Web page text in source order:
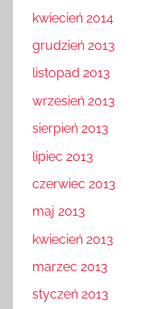
kwiecień 2014
grudzień 2013
listopad 2013
wrzesień 2013
sierpień 2013
lipiec 2013
czerwiec 2013
maj 2013
kwiecień 2013
marzec 2013
styczeń 2013